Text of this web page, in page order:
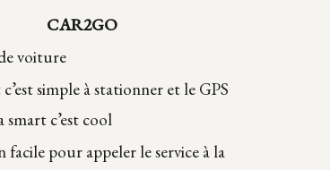
CAR2GO
voiture
simple à stationner et le GPS
smart c’est cool
pour appeler le service à la